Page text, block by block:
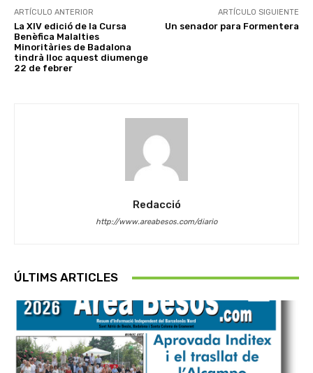
ARTÍCULO ANTERIOR
La XIV edició de la Cursa
Benèfica Malalties
Minoritàries de Badalona
tindrà lloc aquest diumenge
22 de febrer
ARTÍCULO SIGUIENTE
Un senador para Formentera
Redacció
http://www.areabesos.com/diario
ÚLTIMS ARTICLES